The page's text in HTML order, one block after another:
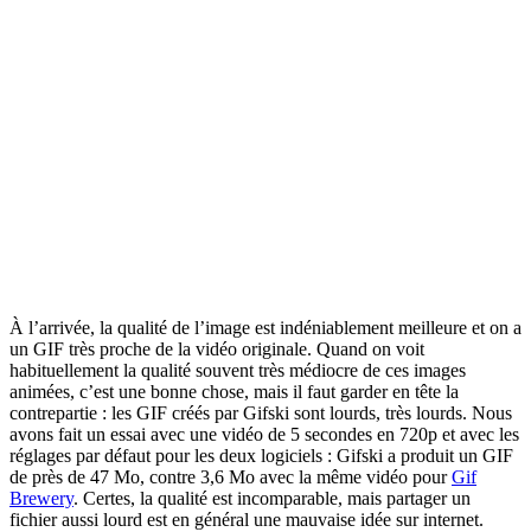
À l’arrivée, la qualité de l’image est indéniablement meilleure et on a
un GIF très proche de la vidéo originale. Quand on voit
habituellement la qualité souvent très médiocre de ces images
animées, c’est une bonne chose, mais il faut garder en tête la
contrepartie : les GIF créés par Gifski sont lourds, très lourds. Nous
avons fait un essai avec une vidéo de 5 secondes en 720p et avec les
réglages par défaut pour les deux logiciels : Gifski a produit un GIF
de près de 47 Mo, contre 3,6 Mo avec la même vidéo pourGif
Brewery. Certes, la qualité est incomparable, mais partager un
fichier aussi lourd est en général une mauvaise idée sur internet.